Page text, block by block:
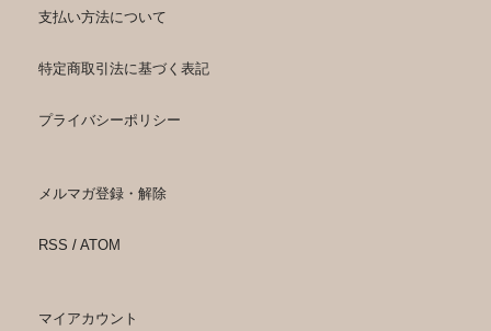
支払い方法について
特定商取引法に基づく表記
プライバシーポリシー
メルマガ登録・解除
RSS / ATOM
マイアカウント